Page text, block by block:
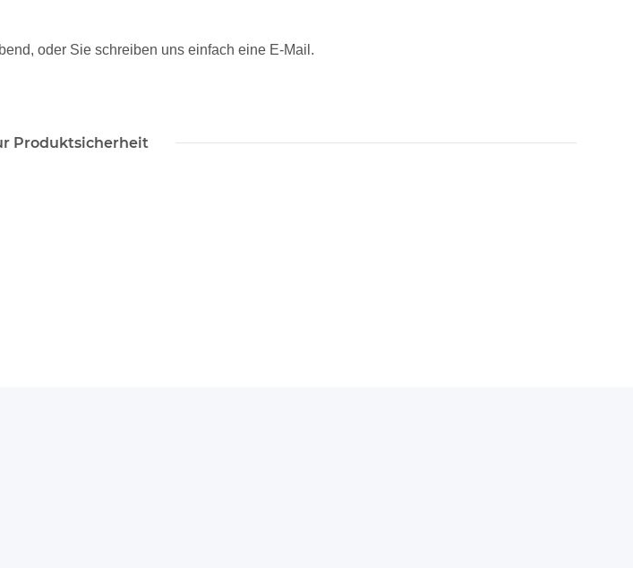
oder Sie schreiben uns einfach eine E-Mail.
Produktsicherheit